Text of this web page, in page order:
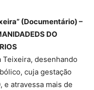
(Documentário) –
DO
Teixeira, desenhando
cuja gestação
e atravessa mais de